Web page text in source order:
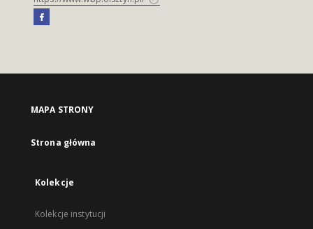
MAPA STRONY
Strona główna
Kolekcje
Kolekcje instytucji